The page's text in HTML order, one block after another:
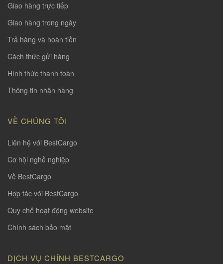
Giao hàng trực tiếp
Giao hàng trong ngày
Trả hàng và hoàn tiền
Cách thức gửi hàng
Hình thức thanh toàn
Thông tin nhận hàng
VỀ CHÚNG TÔI
Liên hệ với BestCargo
Cơ hội nghề nghiệp
Về BestCargo
Hợp tác với BestCargo
Quy chế hoạt động website
Chính sách bảo mật
DỊCH VỤ CHÍNH BESTCARGO